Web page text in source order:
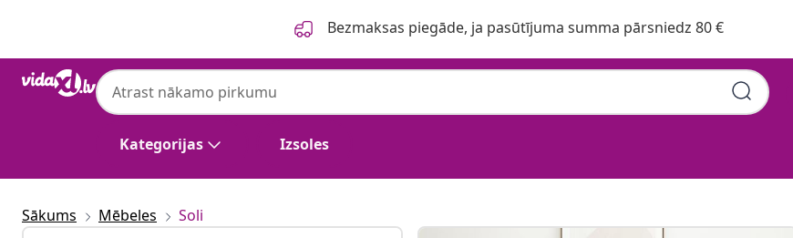
Bezmaksas piegāde, ja pasūtījuma summa pārsniedz 80 €
Kategorijas Izsoles
Sākums Mēbeles Soli